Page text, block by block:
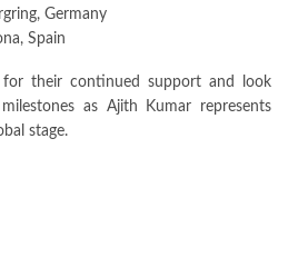
Germany
Spain
their continued support and look
as Ajith Kumar represents
stage.